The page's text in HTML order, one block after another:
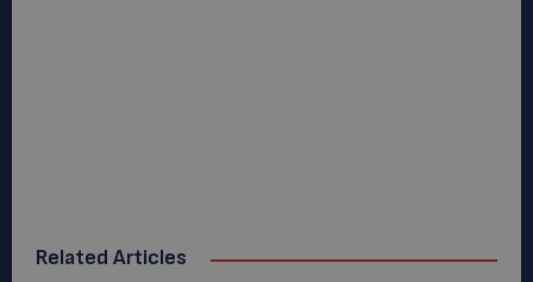
Related Articles